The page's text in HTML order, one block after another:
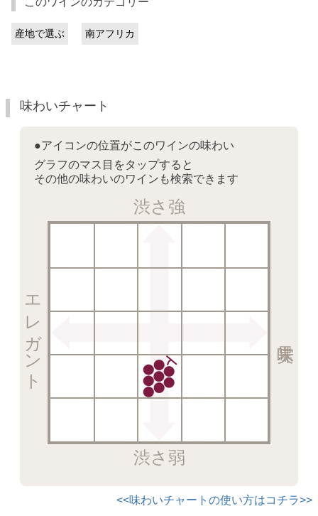
産地で選ぶ 南アフリカ
味わいチャート
●アイコンの位置がこのワインの味わい
グラフのマス目をタップすると
その他の味わいのワインも検索できます
渋さ強
渋さ弱
エレガント
<<味わいチャートの使い方はコチラ>>